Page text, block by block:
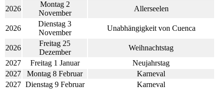
2026
Montag 2
November
Allerseelen
2026
Dienstag 3
November
Unabhängigkeit von Cuenca
2026
Freitag 25
Dezember
Weihnachtstag
2027
Freitag 1 Januar
Neujahrstag
2027
Montag 8 Februar
Karneval
2027 Dienstag 9 Februar
Karneval